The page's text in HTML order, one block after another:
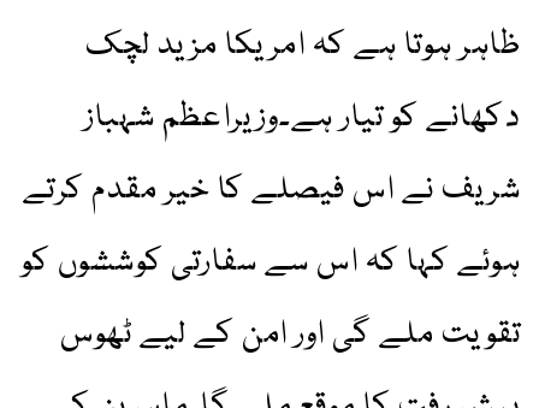
ظاہر ہوتا ہے کہ امریکا مزید لچک
دکھانے کو تیار ہے۔وزیراعظم شہباز
شریف نے اس فیصلے کا خیر مقدم کرتے
ہوئے کہا کہ اس سے سفارتی کوششوں کو
تقویت ملے گی اور امن کے لیے ٹھوس